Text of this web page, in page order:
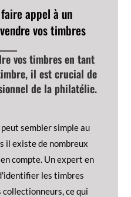
appel à un
vos timbres
vos timbres en tant
, il est crucial de
de la philatélie.
peut sembler simple au
il existe de nombreux
compte. Un expert en
les timbres
ce qui